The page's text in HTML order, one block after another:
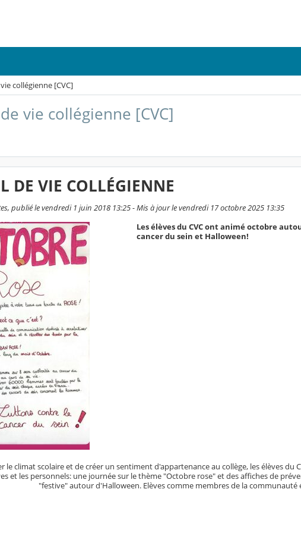
collégienne [CVC]
vie collégienne [CVC]
DE VIE COLLÉGIENNE
publié le vendredi 1 juin 2018 13:25 - Mis à jour le vendredi 17 octobre 2025 13:35
Les élèves du CVC ont animé octobre
cancer du sein et Halloween!
le climat scolaire et de créer un sentiment d'appartenance au collège, les élèves
et les personnels: une journée sur le thème "Octobre rose" et des affiches de
"festive" autour d'Halloween. Elèves comme membres de la